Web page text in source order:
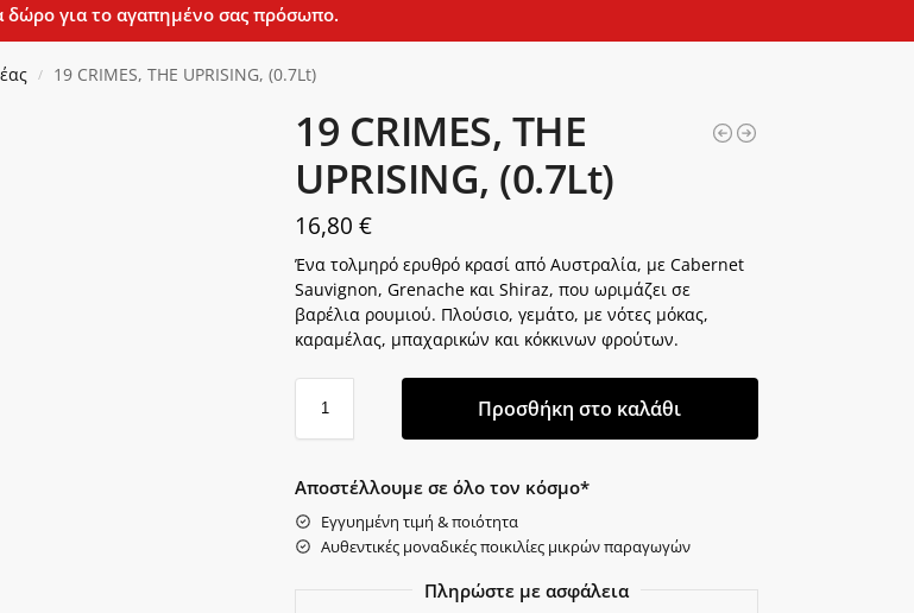
δώρο για το αγαπημένο σας πρόσωπο.
/ 19 CRIMES, THE UPRISING, (0.7Lt)
19 CRIMES, THE
UPRISING, (0.7Lt)
16,80€
Ένα τολμηρό ερυθρό κρασί από Αυστραλία, με Cabernet
Sauvignon, Grenache και Shiraz, που ωριμάζει σε
βαρέλια ρουμιού. Πλούσιο, γεμάτο, με νότες μόκας,
καραμέλας, μπαχαρικών και κόκκινων φρούτων.
Προσθήκη στο καλάθι
Αποστέλλουμε σε όλο τον κόσμο*
Εγγυημένη τιμή & ποιότητα
Αυθεντικές μοναδικές ποικιλίες μικρών παραγωγών
Πληρώστε με ασφάλεια